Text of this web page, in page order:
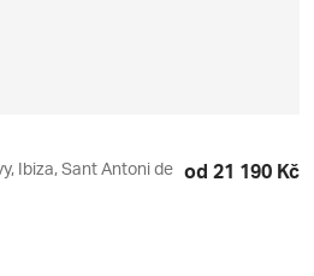
Ibiza, Sant Antoni de od 21 190 Kč